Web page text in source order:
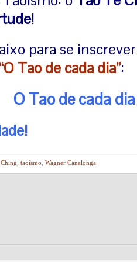
!
para se
“O Tao de cada dia”:
O Tao de cada dia
taoísmo Wagner Canalonga